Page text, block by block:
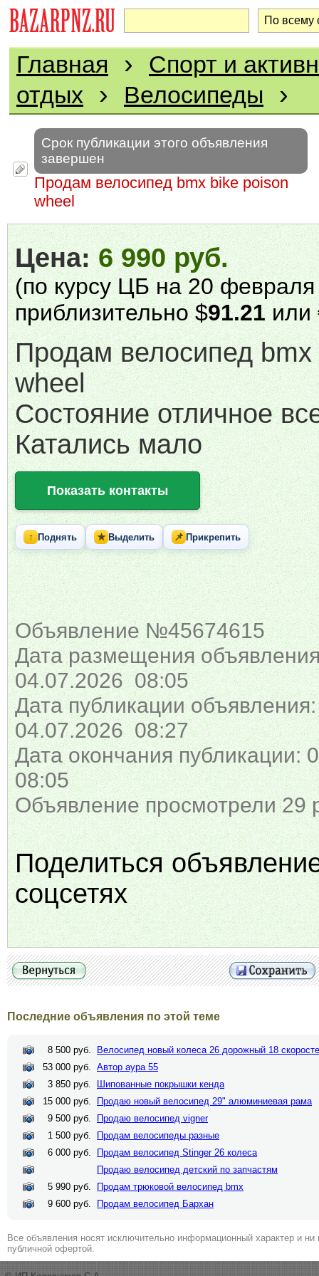
Главная › Спорт и
отдых › Велосипеды ›
Срок публикации этого объявления
завершен
Продам велосипед bmx bike poison
wheel
Цена:6 990 руб.
(по курсу ЦБ на 20 февраля
приблизительно $91.21или
Продам велосипед bmx
wheel
Состояние отличное
Катались мало
Показать контакты
↑ Поднять ★ Выделить 📌 Прикрепить
Объявление №45674615
Дата размещения
04.07.2026 08:05
Дата публикации объявления:
04.07.2026 08:27
Дата окончания публикации:
08:05
Объявление просмотрели 29
Поделиться
соцсетях
Последние объявления по этой теме
8 500 руб.
Велосипед новый колеса 26 дорожный 18
53 000 руб. Автор аура 55
3 850 руб.
Шипованные покрышки кенда
15 000 руб.
Продаю новый велосипед 29" алюминиевая рама
9 500 руб.
Продаю велосипед vigner
1 500 руб.
Продам велосипеды разные
6 000 руб.
Продам велосипед Stinger 26 колеса
Продаю велосипед детский по запчастям
5 990 руб.
Продам трюковой велосипед bmx
9 600 руб.
Продам велосипед Бархан
Все объявления носят исключительно информационный характер и ни
публичной офертой.